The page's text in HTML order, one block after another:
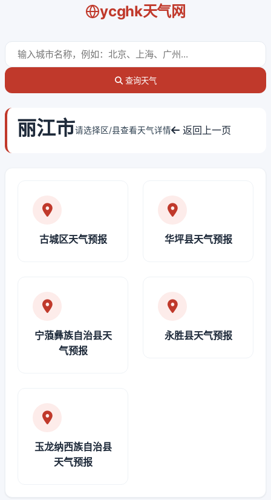
ycghk天气网
查询天气
丽江市请选择区/县查看天气详情 返回上一页
古城区天气预报 华坪县天气预报
宁蒗彝族自治县天
气预报
永胜县天气预报
玉龙纳西族自治县
天气预报